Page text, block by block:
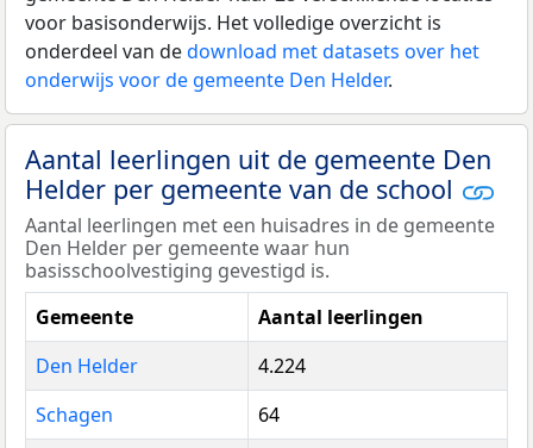
voor basisonderwijs. Het volledige overzicht is
onderdeel van dedownload met datasets over het
onderwijs voor de gemeente Den Helder.
Aantal leerlingen uit de gemeente Den
Helder per gemeente van de school
Aantal leerlingen met een huisadres in de gemeente
Den Helder per gemeente waar hun
basisschoolvestiging gevestigd is.
Gemeente
Aantal leerlingen
Den Helder
4.224
Schagen
64